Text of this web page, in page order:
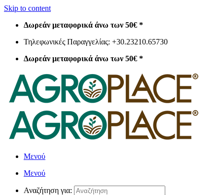
Skip to content
Δωρεάν μεταφορικά άνω των 50€ *
Τηλεφωνικές Παραγγελίας: +30.23210.65730
Δωρεάν μεταφορικά άνω των 50€ *
Μενού
Μενού
Αναζήτηση για: